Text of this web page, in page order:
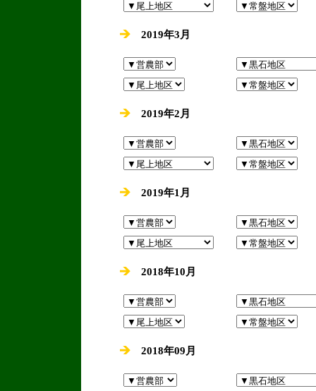
2019年3月
2019年2月
2019年1月
2018年10月
2018年09月